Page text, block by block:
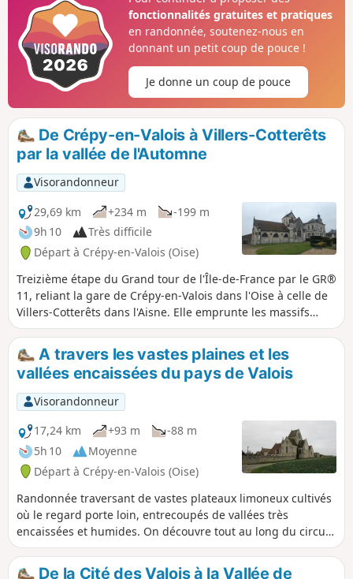
en forêt.
fonctionnalités gratuites et pratiques
en randonnée, soutenez-nous en
donnant un petit coup de pouce !
Je donne un coup de pouce
De Crépy-en-Valois à Villers-Cotterêts
par la vallée de l'Automne
Visorandonneur
29,69 km
+234 m
-199 m
9h 10
Très difficile
Départ à Crépy-en-Valois (Oise)
Treizième étape du Grand tour de l'Île-de-France par le GR®
11, reliant la gare de Crépy-en-Valois dans l'Oise à celle de
Villers-Cotterêts dans l'Aisne. Elle emprunte les massifs
boisés séparant ces deux villes ainsi qu'une partie de la
vallée de la rivière Automne qu'elle remonte sur plusieurs
kilomètres, à la limite des départements de l'Oise et de
l'Aisne.
A travers les vastes plaines et les
vallées encaissées du pays de Valois
Visorandonneur
17,24 km
+93 m
-88 m
5h 10
Moyenne
Départ à Crépy-en-Valois (Oise)
Randonnée traversant de vastes plateaux limoneux cultivés
où le regard porte loin, entrecoupés de vallées très
encaissées et humides. On découvre tout au long du circuit
des villages aux églises remarquables.
De la Cité des Valois à la Vallée de